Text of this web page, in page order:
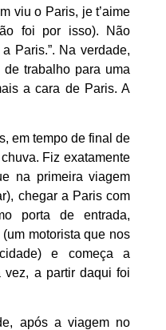
viu o Paris, je t’aime
foi por isso). Não
Paris.”. Na verdade,
trabalho para uma
a cara de Paris. A
em tempo de final de
Fiz exatamente
na primeira viagem
chegar a Paris com
porta de entrada,
(um motorista que nos
e começa a
vez, a partir daqui foi
após a viagem no